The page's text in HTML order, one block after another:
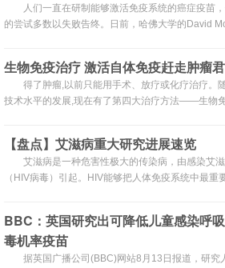
人们一直在研制能够激活免疫系统的癌症疫苗
的尝试多数以失败告终。日前，哈佛大学的David
对癌症发起攻击。
生物免疫治疗 激活自体免疫赶走肿瘤君
得了肿瘤,以前只能用手术、放疗或化疗治疗。
技术水平的发展,现在有了第四大治疗方法——生物
【盘点】艾滋病重大研究进展速览
艾滋病是一种危害性极大的传染病，由感染艾
（HIV病毒）引起。HIV能够把人体免疫系统中最重
BBC：英国研究出可降低儿童感染呼
毒机率疫苗
据英国广播公司(BBC)网站8月13日报道，研究